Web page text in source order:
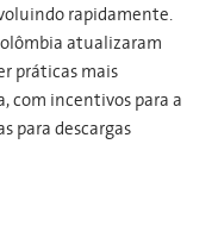
rapidamente.
atualizaram
práticas mais
com incentivos para a
para descargas